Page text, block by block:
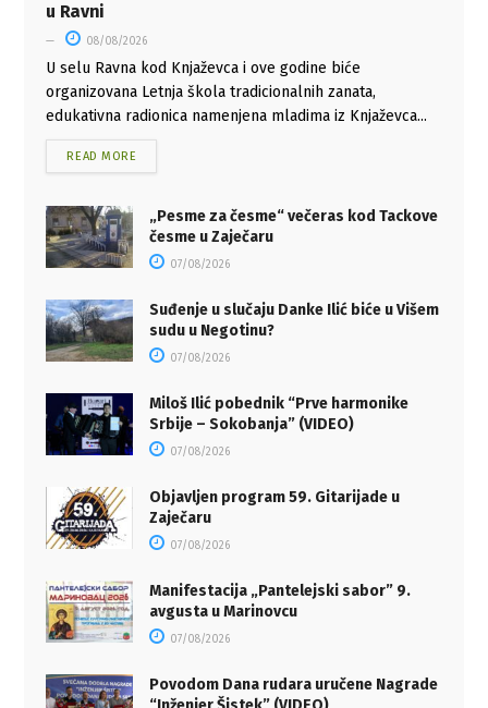
u Ravni
08/08/2026
U selu Ravna kod Knjaževca i ove godine biće
organizovana Letnja škola tradicionalnih zanata,
edukativna radionica namenjena mladima iz Knjaževca...
READ MORE
„Pesme za česme“ večeras kod Tackove
česme u Zaječaru
07/08/2026
Suđenje u slučaju Danke Ilić biće u Višem
sudu u Negotinu?
07/08/2026
Miloš Ilić pobednik “Prve harmonike
Srbije – Sokobanja” (VIDEO)
07/08/2026
Objavljen program 59. Gitarijade u
Zaječaru
07/08/2026
Manifestacija „Pantelejski sabor” 9.
avgusta u Marinovcu
07/08/2026
Povodom Dana rudara uručene Nagrade